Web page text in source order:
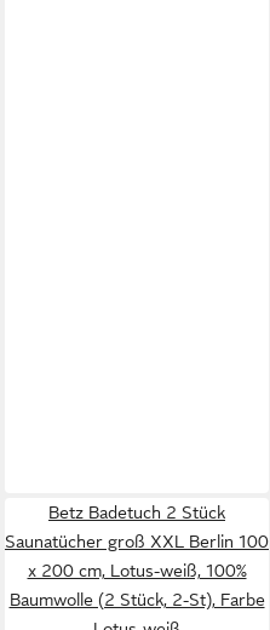
Betz Badetuch 2 Stück
Saunatücher groß XXL Berlin 100
x 200 cm, Lotus-weiß, 100%
Baumwolle (2 Stück, 2-St), Farbe